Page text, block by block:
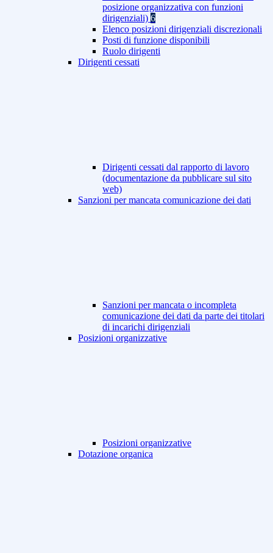
posizione organizzativa con funzioni
dirigenziali) 6
Elenco posizioni dirigenziali discrezionali
Posti di funzione disponibili
Ruolo dirigenti
Dirigenti cessati
Dirigenti cessati dal rapporto di lavoro
(documentazione da pubblicare sul sito
web)
Sanzioni per mancata comunicazione dei dati
Sanzioni per mancata o incompleta
comunicazione dei dati da parte dei titolari
di incarichi dirigenziali
Posizioni organizzative
Posizioni organizzative
Dotazione organica